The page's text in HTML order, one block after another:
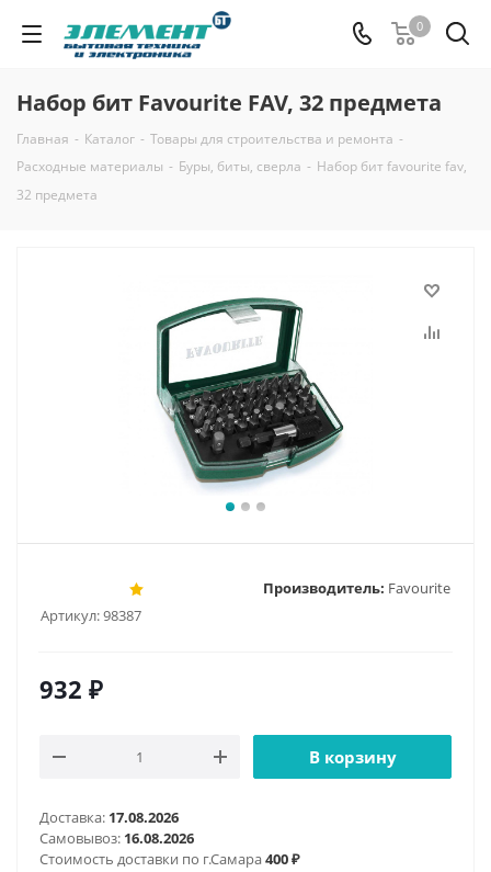
0
Набор бит Favourite FAV, 32 предмета
Главная - Каталог - Товары для строительства и ремонта -
Расходные материалы - Буры, биты, сверла - Набор бит favourite fav,
32 предмета
Артикул:98387
Производитель: Favourite
932 ₽
В корзину
Доставка: 17.08.2026
Самовывоз: 16.08.2026
Стоимость доставки по г.Самара400 ₽